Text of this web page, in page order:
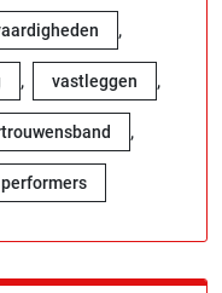
,
, vastleggen ,
,